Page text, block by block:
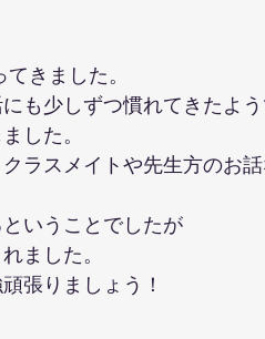
きました。
も少しずつ慣れてきたよう
した。
ラスメイトや先生方のお
いうことでしたが
ました。
張りましょう！